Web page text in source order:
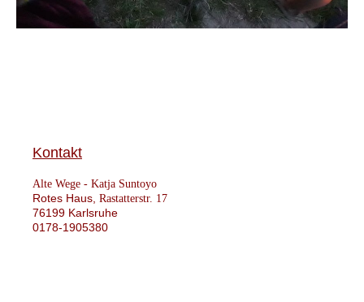
Kontakt
Alte Wege - Katja Suntoyo
Rotes Haus, Rastatterstr. 17
76199 Karlsruhe
0178-1905380